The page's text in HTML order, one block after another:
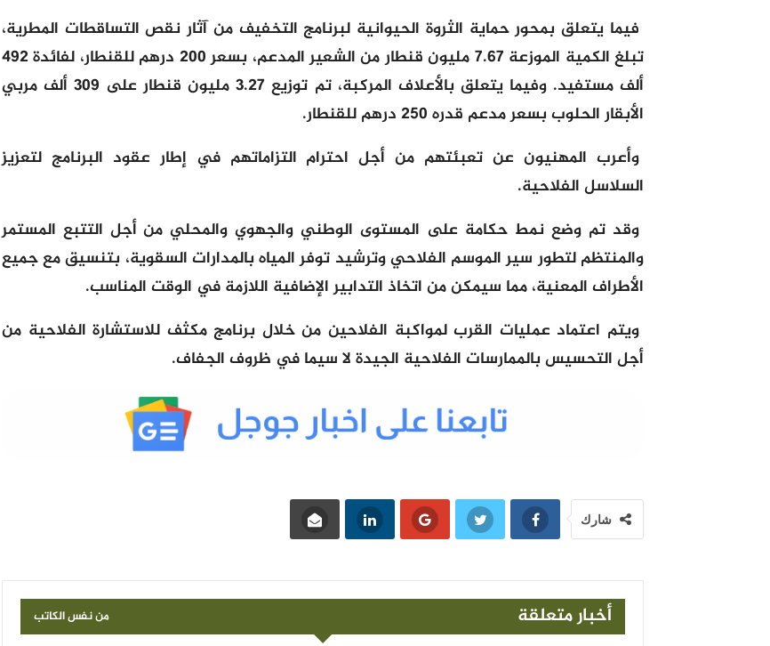
فيما يتعلق بمحور حماية الثروة الحيوانية لبرنامج التخفيف من آثار نقص التساقطات المطرية،
تبلغ الكمية الموزعة 7.67 مليون قنطار من الشعير المدعم، بسعر 200 درهم للقنطار، لفائدة 492
ألف مستفيد. وفيما يتعلق بالأعلاف المركبة، تم توزيع 3.27 مليون قنطار على 309 ألف مربي
الأبقار الحلوب بسعر مدعم قدره 250 درهم
للقنطار.
وأعرب المهنيون عن تعبئتهم من أجل احترام التزاماتهم في إطار عقود البرنامج لتعزيز
السلاسل الفلاحية.
وقد تم وضع نمط حكامة على المستوى الوطني والجهوي والمحلي من أجل التتبع المستمر
والمنتظم لتطور سير الموسم الفلاحي وترشيد توفر المياه بالمدارات السقوية، بتنسيق مع جميع
الأطراف المعنية، مما سيمكن من اتخاذ التدابير الإضافية اللازمة في الوقت المناسب.
ويتم اعتماد عمليات القرب لمواكبة الفلاحين من خلال برنامج مكثف للاستشارة الفلاحية من
أجل التحسيس بالممارسات الفلاحية الجيدة لا سيما في ظروف الجفاف.
شارك
أخبار متعلقة من نفس الكاتب